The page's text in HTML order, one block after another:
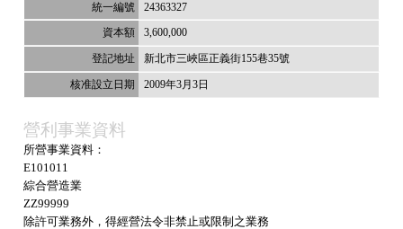
24363327
3,600,000
新北市三峽區正義街155巷35號
2009年3月3日
營利事業資料
所營事業資料：
E101011
綜合營造業
ZZ99999
除許可業務外，得經營法令非禁止或限制之業務